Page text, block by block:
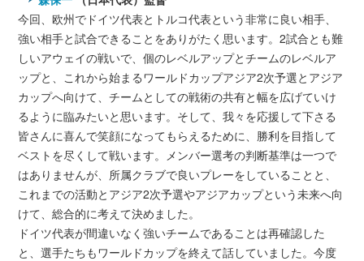
今回、欧州でドイツ代表とトルコ代表という非常に良い相手、
強い相手と試合できることをありがたく思います。2試合とも難
しいアウェイの戦いで、個のレベルアップとチームのレベルア
ップと、これから始まるワールドカップアジア2次予選とアジア
カップへ向けて、チームとしての戦術の共有と幅を広げていけ
るように臨みたいと思います。そして、我々を応援して下さる
皆さんに喜んで笑顔になってもらえるために、勝利を目指して
ベストを尽くして戦います。メンバー選考の判断基準は一つで
はありませんが、所属クラブで良いプレーをしていることと、
これまでの活動とアジア2次予選やアジアカップという未来へ向
けて、総合的に考えて決めました。
ドイツ代表が間違いなく強いチームであることは再確認した
と、選手たちもワールドカップを終えて話していました。今度